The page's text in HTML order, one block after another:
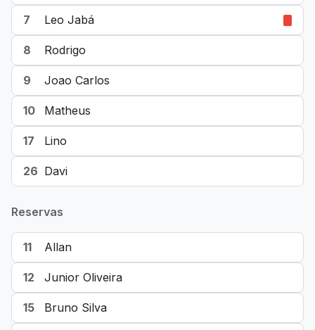
7 Leo Jabá
8 Rodrigo
9 Joao Carlos
10 Matheus
17 Lino
26 Davi
Reservas
11 Allan
12 Junior Oliveira
15 Bruno Silva